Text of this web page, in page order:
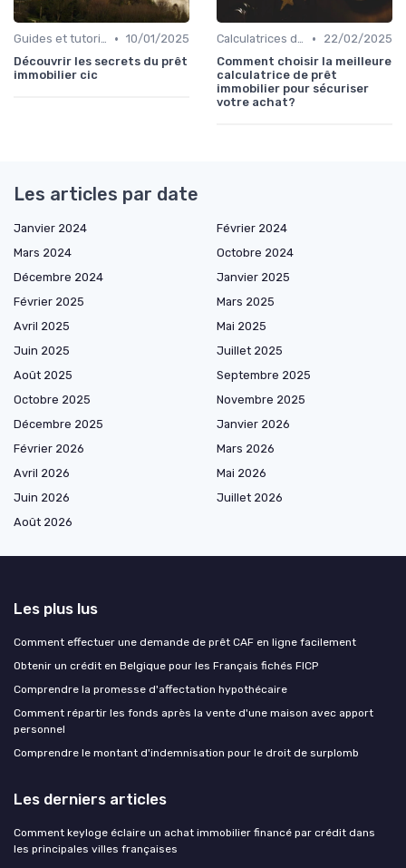
Guides et tutoriels • 10/01/2025
Découvrir les secrets du prêt
immobilier cic
Calculatrices de prêt immobilier •
22/02/2025
Comment choisir la meilleure
calculatrice de prêt
immobilier pour sécuriser
votre achat?
Les articles par date
Janvier 2024
Février 2024
Mars 2024
Octobre 2024
Décembre 2024
Janvier 2025
Février 2025
Mars 2025
Avril 2025
Mai 2025
Juin 2025
Juillet 2025
Août 2025
Septembre 2025
Octobre 2025
Novembre 2025
Décembre 2025
Janvier 2026
Février 2026
Mars 2026
Avril 2026
Mai 2026
Juin 2026
Juillet 2026
Août 2026
Les plus lus
Comment effectuer une demande de prêt CAF en ligne facilement
Obtenir un crédit en Belgique pour les Français fichés FICP
Comprendre la promesse d'affectation hypothécaire
Comment répartir les fonds après la vente d'une maison avec apport
personnel
Comprendre le montant d'indemnisation pour le droit de surplomb
Les derniers articles
Comment keyloge éclaire un achat immobilier financé par crédit dans
les principales villes françaises